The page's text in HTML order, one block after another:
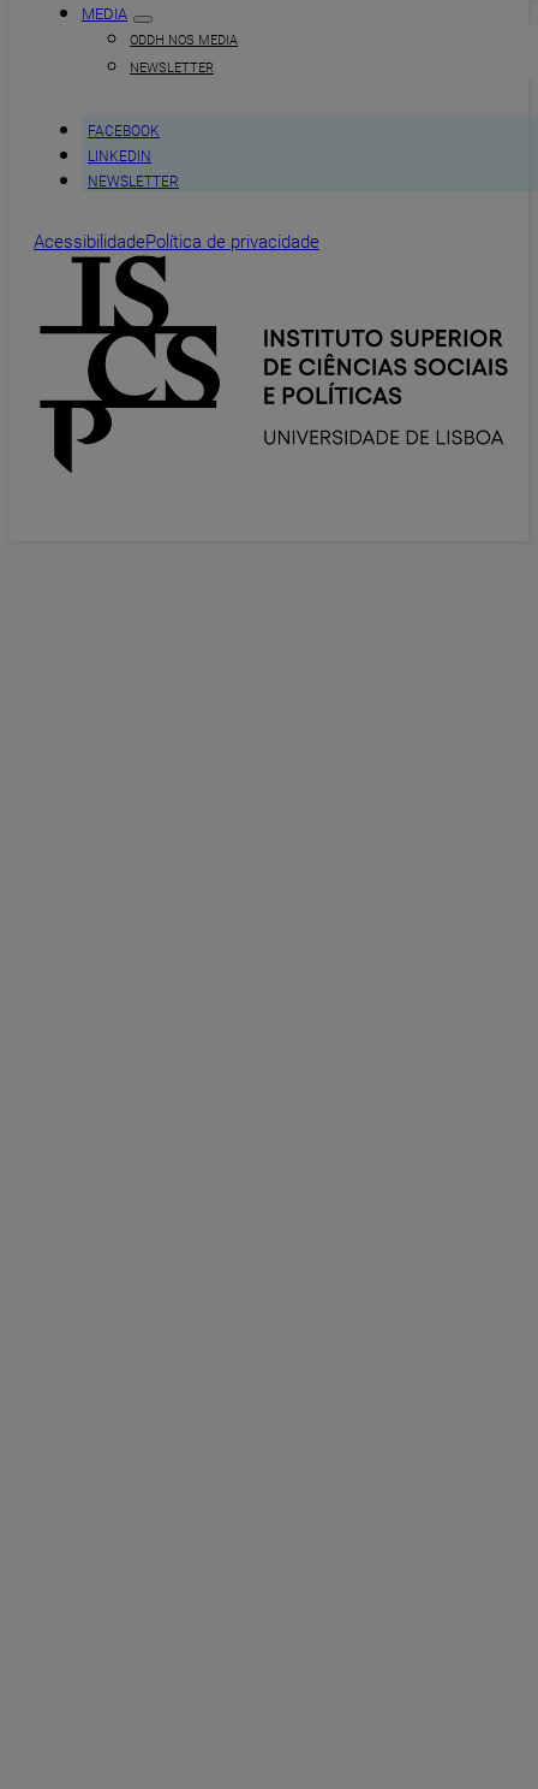
MEDIA
ODDH NOS MEDIA
NEWSLETTER
FACEBOOK
LINKEDIN
NEWSLETTER
AcessibilidadePolítica de privacidade